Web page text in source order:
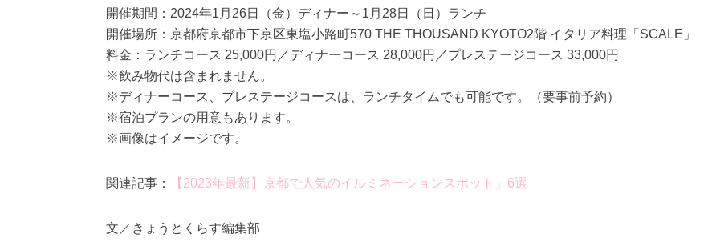
開催期間：2024年1月26日（金）ディナー～1月28日（日）ランチ
開催場所：京都府京都市下京区東塩小路町570 THE THOUSAND KYOTO2階 イタリア料理「SCALE」
料金：ランチコース 25,000円／ディナーコース 28,000円／プレステージコース 33,000円
※飲み物代は含まれません。
※ディナーコース、プレステージコースは、ランチタイムでも可能です。（要事前予約）
※宿泊プランの用意もあります。
※画像はイメージです。
関連記事： 【2023年最新】京都で人気のイルミネーションスポット」6選
文／きょうとくらす編集部